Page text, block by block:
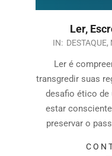
Ler,
IN: DESTAQUE,
Ler é
transgredir suas
desafio ético de
estar
preservar o